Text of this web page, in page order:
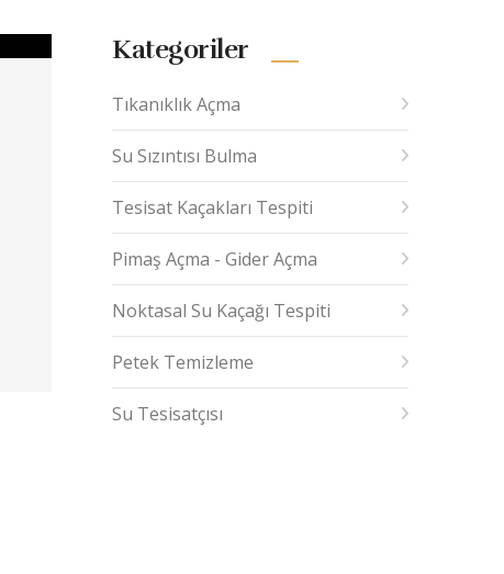
Kategoriler
Tıkanıklık Açma
Su Sızıntısı Bulma
Tesisat Kaçakları Tespiti
Pimaş Açma - Gider Açma
Noktasal Su Kaçağı Tespiti
Petek Temizleme
Su Tesisatçısı